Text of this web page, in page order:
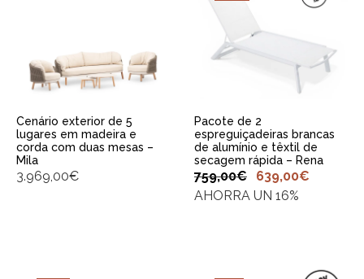
Cenário exterior de 5
lugares em madeira e
corda com duas mesas –
Mila
3.969,00€
ADICIONAR AO
CARRINHO
Pacote de 2
espreguiçadeiras brancas
de alumínio e têxtil de
secagem rápida – Rena
759,00€ 639,00€
AHORRA UN 16%